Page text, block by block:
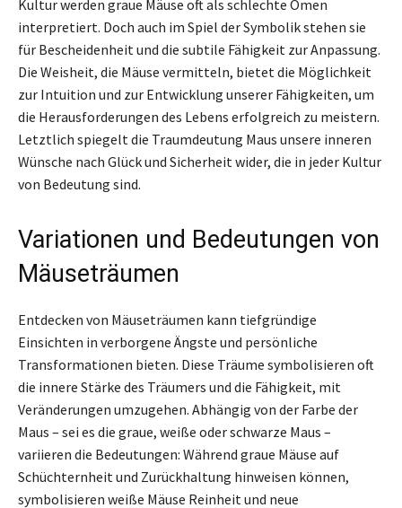
Kultur werden graue Mäuse oft als schlechte Omen
interpretiert. Doch auch im Spiel der Symbolik stehen sie
für Bescheidenheit und die subtile Fähigkeit zur Anpassung.
Die Weisheit, die Mäuse vermitteln, bietet die Möglichkeit
zur Intuition und zur Entwicklung unserer Fähigkeiten, um
die Herausforderungen des Lebens erfolgreich zu meistern.
Letztlich spiegelt die Traumdeutung Maus unsere inneren
Wünsche nach Glück und Sicherheit wider, die in jeder Kultur
von Bedeutung sind.
Variationen und Bedeutungen von
Mäuseträumen
Entdecken von Mäuseträumen kann tiefgründige
Einsichten in verborgene Ängste und persönliche
Transformationen bieten. Diese Träume symbolisieren oft
die innere Stärke des Träumers und die Fähigkeit, mit
Veränderungen umzugehen. Abhängig von der Farbe der
Maus – sei es die graue, weiße oder schwarze Maus –
variieren die Bedeutungen: Während graue Mäuse auf
Schüchternheit und Zurückhaltung hinweisen können,
symbolisieren weiße Mäuse Reinheit und neue